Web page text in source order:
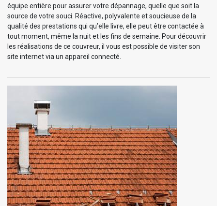
équipe entière pour assurer votre dépannage, quelle que soit la
source de votre souci. Réactive, polyvalente et soucieuse de la
qualité des prestations qui qu’elle livre, elle peut être contactée à
tout moment, même la nuit et les fins de semaine. Pour découvrir
les réalisations de ce couvreur, il vous est possible de visiter son
site internet via un appareil connecté.